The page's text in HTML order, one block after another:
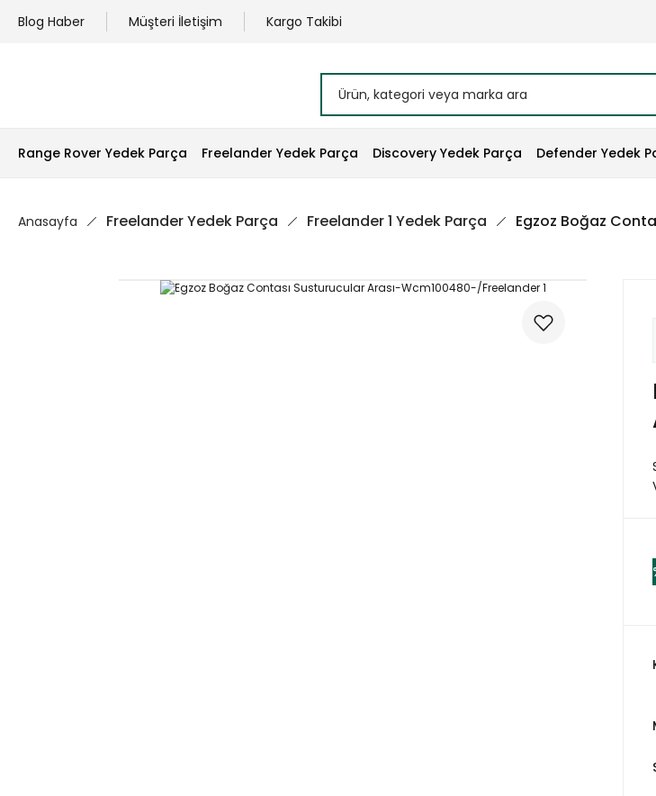
Blog Haber Müşteri İletişim Kargo Takibi
Range Rover Yedek Parça Freelander Yedek Parça Discovery Yedek Parça Defender Yedek
Anasayfa Freelander Yedek Parça Freelander 1 Yedek Parça Egzoz Boğaz